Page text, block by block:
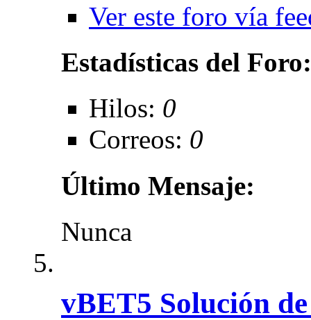
Ver este foro vía
Estadísticas del Foro:
Hilos: 0
Correos: 0
Último Mensaje:
Nunca
vBET5 Solución